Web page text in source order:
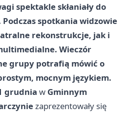
spektakle skłaniały do
Podczas spotkania widzowie
rekonstrukcje, jak i
Wieczór
grupy potrafią mówić o
mocnym językiem.
grudnia w Gminnym
zaprezentowały się